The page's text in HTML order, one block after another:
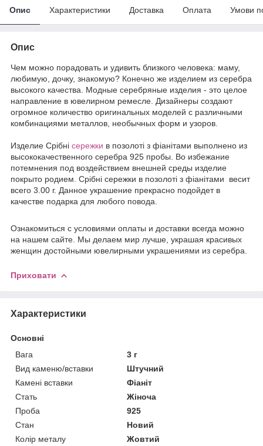
Опис Характеристики Доставка Оплата Умови
Опис
Чем можно порадовать и удивить близкого человека: маму,
любимую, дочку, знакомую? Конечно же изделием из серебра
высокого качества. Модные серебряные изделия - это целое
направление в ювелирном ремесле. Дизайнеры создают
огромное количество оригинальных моделей с различными
комбинациями металлов, необычных форм и узоров.
Изделие Срібні сережки в позолоті з фіанітами выполнено из
высококачественного серебра 925 пробы. Во избежание
потемнения под воздействием внешней среды изделие
покрыто родием. Срібні сережки в позолоті з фіанітами весит
всего 3.00 г. Данное украшение прекрасно подойдет в
качестве подарка для любого повода.
Ознакомиться с условиями оплаты и доставки всегда можно
на нашем сайте. Мы делаем мир лучше, украшая красивых
женщин достойными ювелирными украшениями из серебра.
Приховати
Характеристики
Основні
Вага
3 г
Вид каменю/вставки
Штучний
Камені вставки
Фіаніт
Стать
Жіноча
Проба
925
Стан
Новий
Колір металу
Жовтий